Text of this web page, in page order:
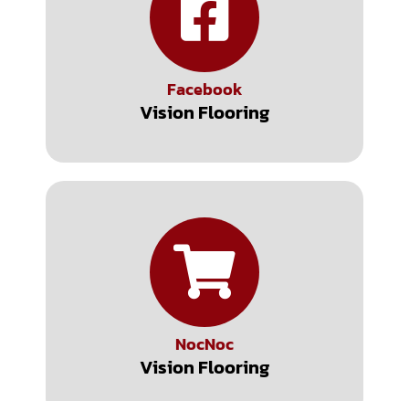
Facebook
Vision Flooring
NocNoc
Vision Flooring